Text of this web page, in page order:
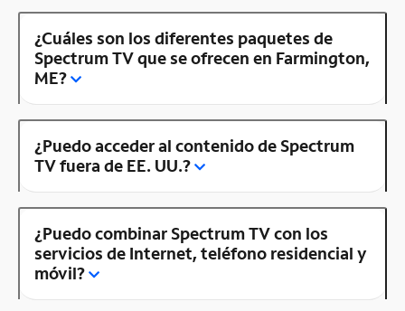
¿Cuáles son los diferentes paquetes de
Spectrum TV que se ofrecen en Farmington,
ME?
¿Puedo acceder al contenido de Spectrum
TV fuera de EE. UU.?
¿Puedo combinar Spectrum TV con los
servicios de Internet, teléfono residencial y
móvil?